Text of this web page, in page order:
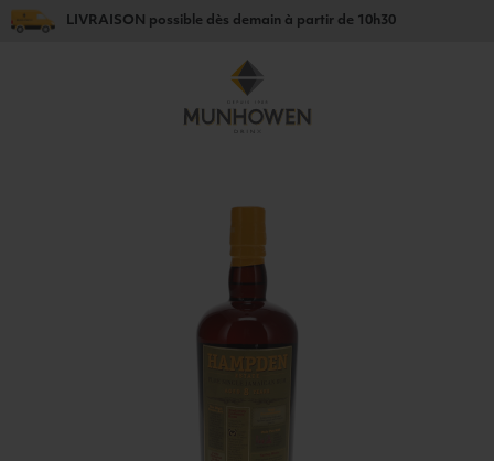
LIVRAISON possible dès demain à partir de 10h30